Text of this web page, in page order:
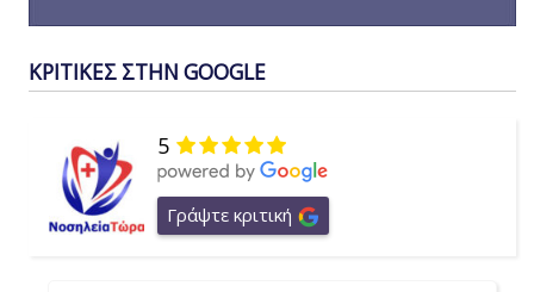
ΚΡΙΤΙΚΕΣ ΣΤΗΝ GOOGLE
5
Γράψτε κριτική